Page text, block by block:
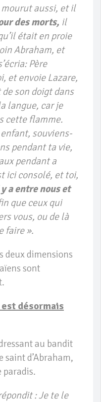
mourut aussi, et il
des morts, il
était en proie
Abraham, et
Père
et envoie Lazare,
son doigt dans
langue, car je
cette flamme.
souviens-
pendant ta vie,
pendant a
ici consolé, et toi,
a entre nous et
que ceux qui
vous, ou de là
faire ».
deux dimensions
sont
est désormais
au bandit
saint d’Abraham,
paradis.
: Je te le